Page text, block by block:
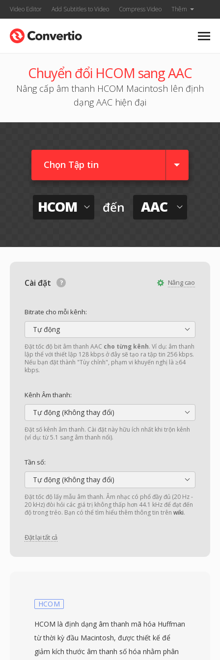
Video Editor Add Subtitles to Video Compress Video Thêm
Chuyển đổi HCOM sang AAC
Nâng cấp âm thanh HCOM Macintosh lên định
dạng AAC hiện đại
Chọn Tập tin
HCOM đến AAC
Nâng cao
Cài đặt
Bitrate cho mỗi kênh:
Tự động
Đặt tốc độ bit âm thanh AAC cho từng kênh. Ví dụ: âm thanh
lập thể với thiết lập 128 kbps ở đây sẽ tạo ra tập tin 256 kbps.
Nếu bạn đặt thành "Tùy chỉnh", phạm vi khuyến nghị là ≥64
kbps.
Kênh Âm thanh:
Tự động (Không thay đổi)
Đặt số kênh âm thanh. Cài đặt này hữu ích nhất khi trộn kênh
(ví dụ: từ 5.1 sang âm thanh nổi).
Tần số:
Tự động (Không thay đổi)
Đặt tốc độ lấy mẫu âm thanh. Âm nhạc có phổ đầy đủ (20 Hz -
20 kHz) đòi hỏi các giá trị không thấp hơn 44.1 kHz để đạt đến
độ trong trẻo. Bạn có thể tìm hiểu thêm thông tin trên wiki.
Đặt lại tất cả
HCOM
HCOM là định dạng âm thanh mã hóa Huffman
từ thời kỳ đầu Macintosh, được thiết kế để
giảm kích thước âm thanh số hóa nhằm phân